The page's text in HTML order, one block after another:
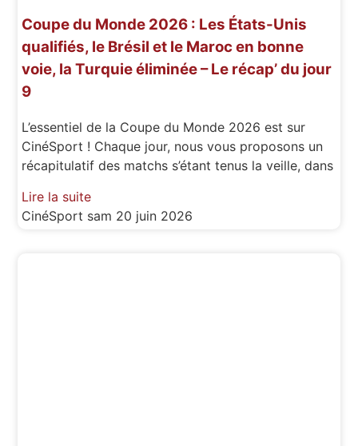
Coupe du Monde 2026 : Les États-Unis
qualifiés, le Brésil et le Maroc en bonne
voie, la Turquie éliminée – Le récap’ du jour
9
L’essentiel de la Coupe du Monde 2026 est sur
CinéSport ! Chaque jour, nous vous proposons un
récapitulatif des matchs s’étant tenus la veille, dans
Lire la suite
CinéSport sam 20 juin 2026